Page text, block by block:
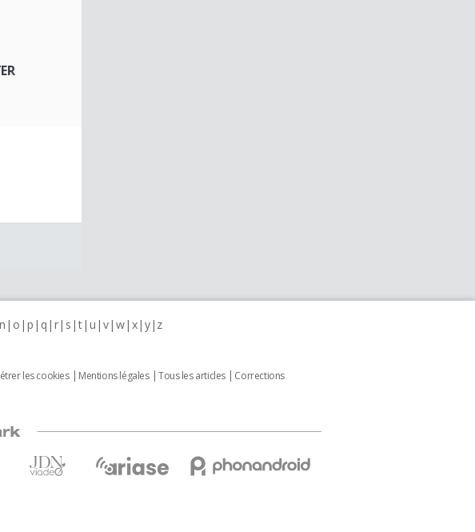
n o p q r s t u v w x y z
les cookies Mentions légales Tous les articles
Corrections